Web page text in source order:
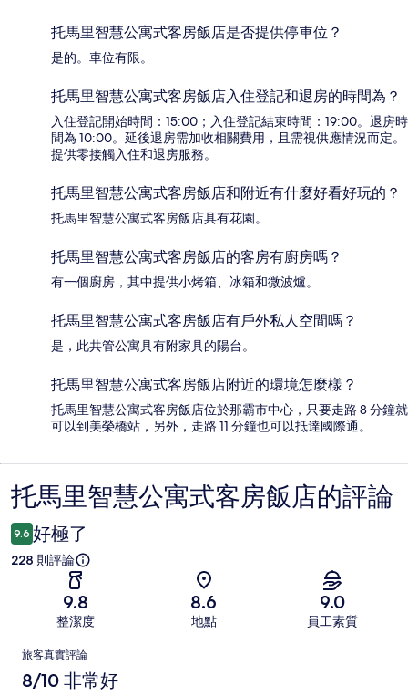
托馬里智慧公寓式客房飯店是否提供停車位？
是的。車位有限。
托馬里智慧公寓式客房飯店入住登記和退房的時間為？
入住登記開始時間：15:00；入住登記結束時間：19:00。退房時
間為 10:00。延後退房需加收相關費用，且需視供應情況而定。
提供零接觸入住和退房服務。
托馬里智慧公寓式客房飯店和附近有什麼好看好玩的？
托馬里智慧公寓式客房飯店具有花園。
托馬里智慧公寓式客房飯店的客房有廚房嗎？
有一個廚房，其中提供小烤箱、冰箱和微波爐。
托馬里智慧公寓式客房飯店有戶外私人空間嗎？
是，此共管公寓具有附家具的陽台。
托馬里智慧公寓式客房飯店附近的環境怎麼樣？
托馬里智慧公寓式客房飯店位於那霸市中心，只要走路 8 分鐘就
可以到美榮橋站，另外，走路 11 分鐘也可以抵達國際通。
評
論
托馬里智慧公寓式客房飯店的評論
9.6 好極了
228 則評論
9.8
整潔度
8.6
地點
9.0
員工素質
評
論
旅客真實評論
8/10 非常好